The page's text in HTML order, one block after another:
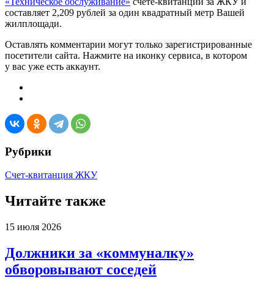
составляет 2,209 рублей за один квадратный метр Вашей
жилплощади.
Оставлять комментарии могут только зарегистрированные
посетители сайта. Нажмите на иконку сервиса, в котором
у вас уже есть аккаунт.
Рубрики
Счет-квитанция ЖКУ
Читайте также
15 июля 2026
Должники за «коммуналку»
обворовывают соседей